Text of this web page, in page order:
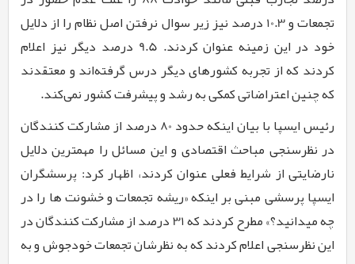
تجمعات و10.3درصد نیز زیر سوال نرفتن اصل نظام را از دلایل
خود در این زمینه عنوان کردند. 9.5 درصد دیگر نیز اعلام
کردند که از تجربه کشورهای دیگر درس گرفته‌اند و معتقدند
که چنین اعتراضاتی کمکی به رشد و پیشرفت کشور نمی‌کند.
رئیس ایسپا با بیان اینکه حدود80درصد از مشارکت کنندگان
در نظرسنجی مباحث اقتصادی و این مسائل را مهمترین دلایل
نارضایتی از شرایط فعلی عنوان کردند، اظهار کرد: پرسشگران
ایسپا پرسشی مبنی بر اینکه «ریشه تجمعات و خشونت ها را در
چه میدانید؟» مطرح کردند که31درصد از مشارکت کنندگان در
این نظرسنجی اعلام کردند که به نظرشان تجمعات خودجوش و به